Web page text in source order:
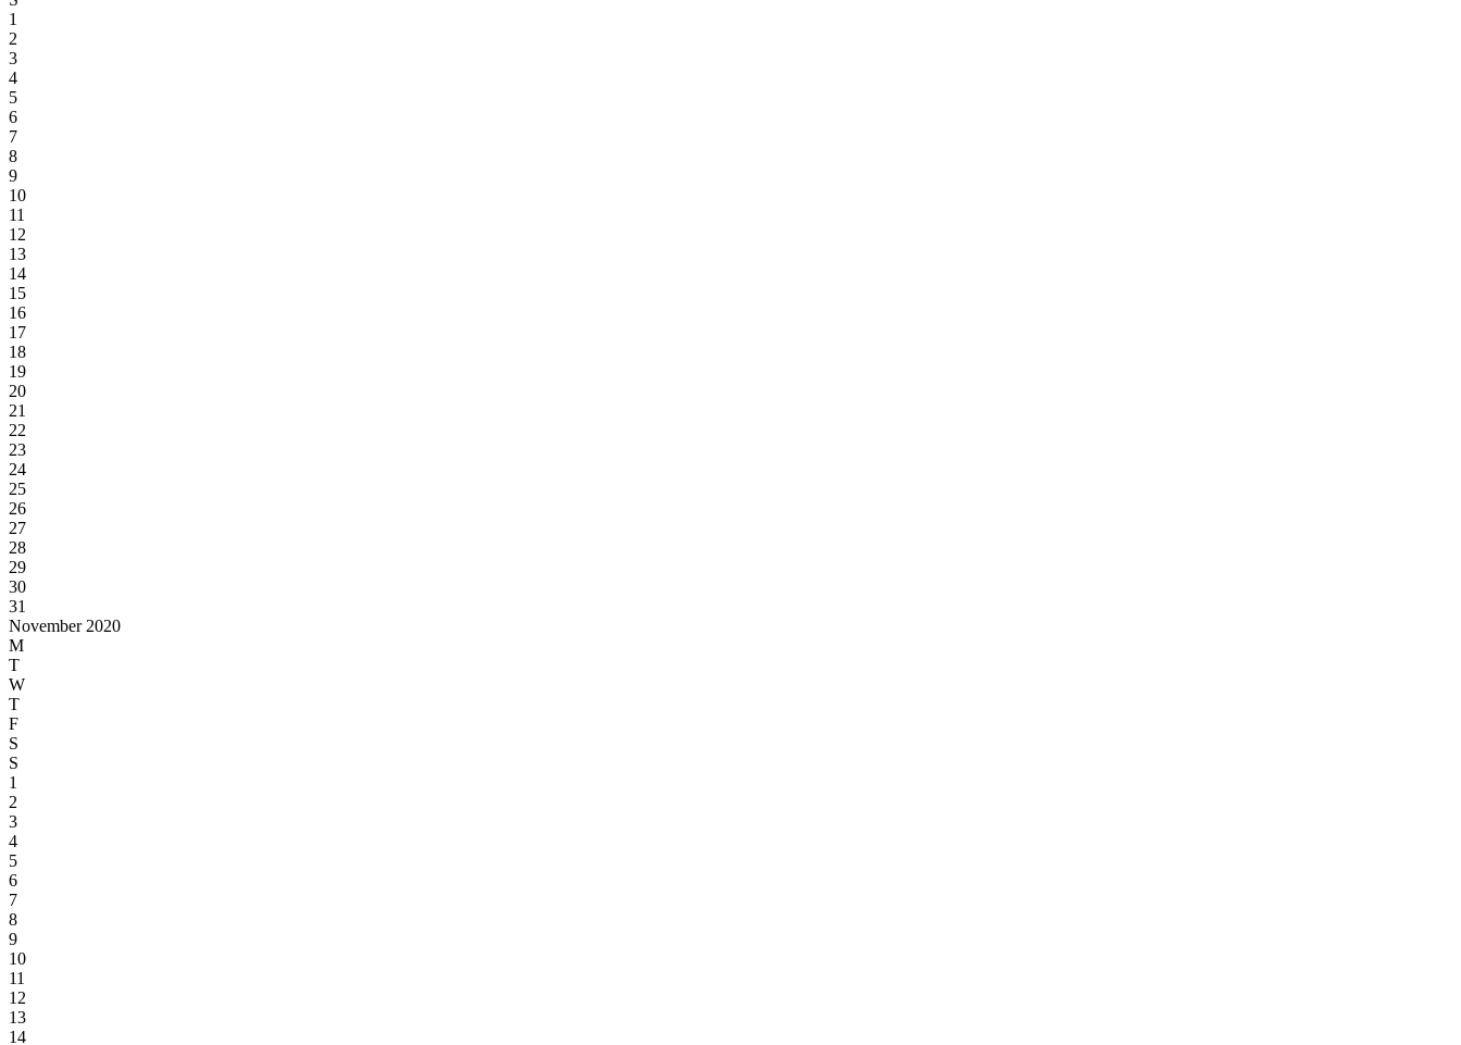
1
2
3
4
5
6
7
8
9
10
11
12
13
14
15
16
17
18
19
20
21
22
23
24
25
26
27
28
29
30
31
November 2020
M
T
W
T
F
S
S
1
2
3
4
5
6
7
8
9
10
11
12
13
14